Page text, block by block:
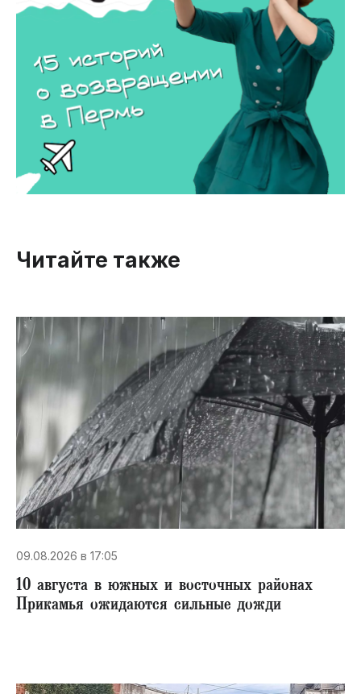
Читайте также
09.08.2026 в 17:05
10 августа в южных и восточных районах
Прикамья ожидаются сильные дожди